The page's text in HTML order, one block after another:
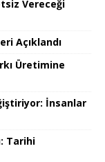
Vereceği
Açıklandı
Üretimine
İnsanlar
Tarihi